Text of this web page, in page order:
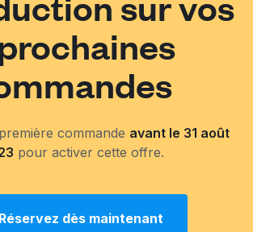
commande avant le 31 août
pour activer cette offre.
Réservez dès maintenant